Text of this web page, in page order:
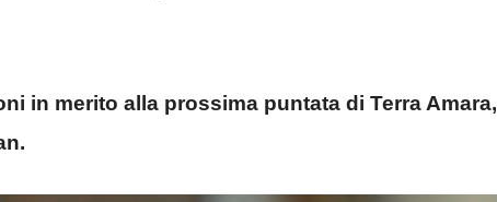
in merito alla prossima puntata di Terra Amara,